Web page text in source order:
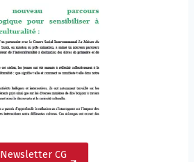
Newsletter CG